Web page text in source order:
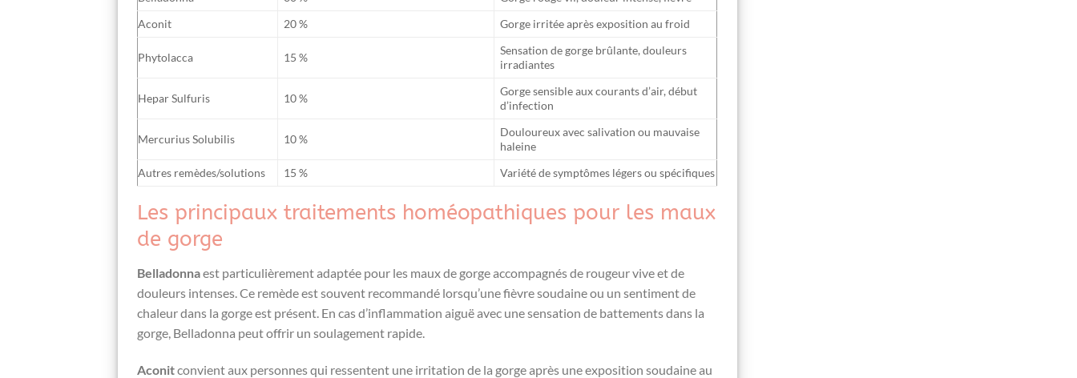
Aconit
20 % Gorge irritée après exposition au froid
Phytolacca 15 %
Sensation de gorge brûlante, douleurs
irradiantes
Hepar Sulfuris 10 %
Gorge sensible aux courants d’air, début
d’infection
Mercurius Solubilis 10 %
Douloureux avec salivation ou mauvaise
haleine
Autres remèdes/solutions
15 % Variété de symptômes légers ou spécifiques
Les principaux traitements homéopathiques pour les maux
de gorge
Belladonnaest particulièrement adaptée pour les maux de gorge accompagnés de rougeur vive et de
douleurs intenses. Ce remède est souvent recommandé lorsqu’une fièvre soudaine ou un sentiment de
chaleur dans la gorge est présent. En cas d’inflammation aiguë avec une sensation de battements dans la
gorge, Belladonna peut offrir un soulagement rapide.
Aconitconvient aux personnes qui ressentent une irritation de la gorge après une exposition soudaine au